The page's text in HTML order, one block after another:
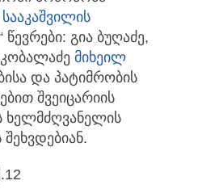
გია ბუღაძე,
მიხეილ
და პატიმრობის
შვეიცარიის
ხელმძღვანელის